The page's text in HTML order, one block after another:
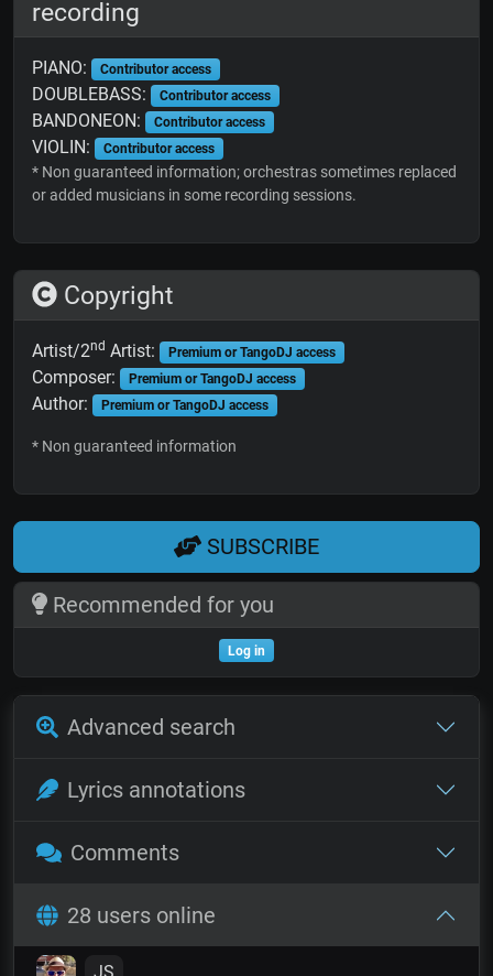
recording
PIANO: Contributor access
DOUBLEBASS: Contributor access
BANDONEON: Contributor access
VIOLIN: Contributor access
* Non guaranteed information; orchestras sometimes replaced
or added musicians in some recording sessions.
Copyright
Artist/2nd Artist: Premium or TangoDJ access
Composer: Premium or TangoDJ access
Author: Premium or TangoDJ access
* Non guaranteed information
SUBSCRIBE
Recommended for you
Log in
Advanced search
Lyrics annotations
Comments
28 users online
JS